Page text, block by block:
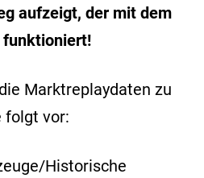
aufzeigt, der mit dem
funktioniert!
Marktreplaydaten zu
folgt vor:
Historische